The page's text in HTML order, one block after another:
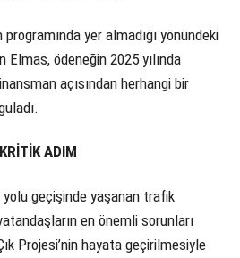
programında yer almadığı yönündeki
ödeneğin 2025 yılında
açısından herhangi bir
ADIM
yolu geçişinde yaşanan trafik
en önemli sorunları
Projesi’nin hayata geçirilmesiyle